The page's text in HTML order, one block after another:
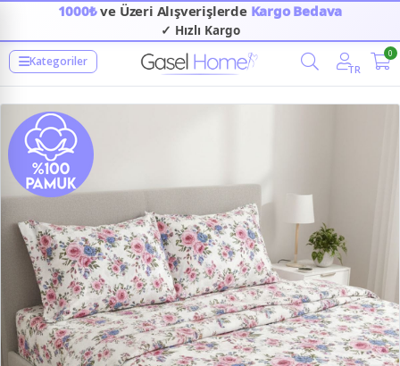
1000₺ve Üzeri Alışverişlerde Kargo Bedava
✓ Hızlı Kargo
Kategoriler
TR
0